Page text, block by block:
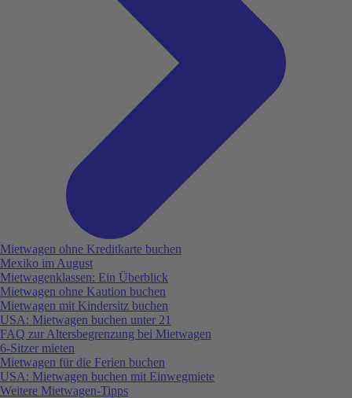
Mietwagen ohne Kreditkarte buchen
Mexiko im August
Mietwagenklassen: Ein Überblick
Mietwagen ohne Kaution buchen
Mietwagen mit Kindersitz buchen
USA: Mietwagen buchen unter 21
FAQ zur Altersbegrenzung bei Mietwagen
6-Sitzer mieten
Mietwagen für die Ferien buchen
USA: Mietwagen buchen mit Einwegmiete
Weitere Mietwagen-Tipps